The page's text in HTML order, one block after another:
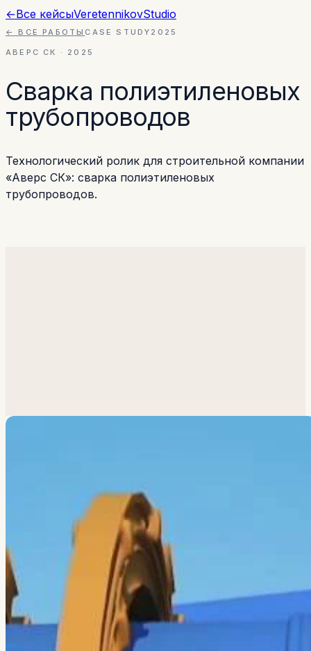
←Все кейсыVeretennikovStudio
← ВСЕ РАБОТЫ CASE STUDY 2025
АВЕРС СК · 2025
Сварка полиэтиленовых
трубопроводов
Технологический ролик для строительной компании
«Аверс СК»: сварка полиэтиленовых
трубопроводов.
Похожая задача? Обсудим.
Анатолий ответит лично.
Написать→ Все работы